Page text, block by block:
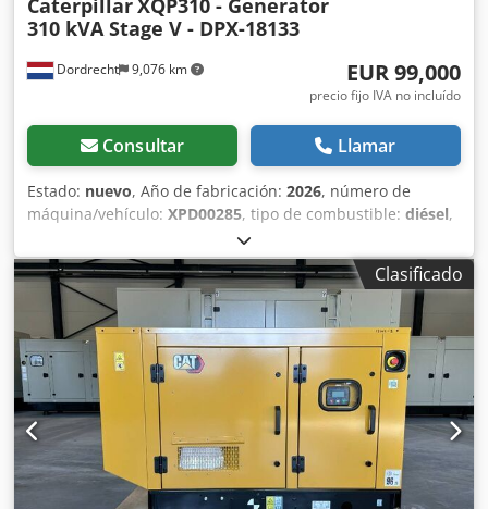
Dordrecht 9,076 km
CaterpillarXQP310 - Generator
310 kVA Stage V - DPX-18133
EUR 99,000
precio fijo IVA no incluído
Consultar Llamar
Estado: nuevo, Año de fabricación: 2026, número de
máquina/vehículo: XPD00285, tipo de combustible: diésel,
Cat C9.3B
Peso en vacío: 4.784 kg Potencia del generador: 310 kVA
Dimensiones del compartimento de carga: 409 x 151 x 228
cm Marcado CE: sí Nivel de emisiones: Stage V / Tier IV
final Capacidad del depósito de agua: 667 l País de
fabricación: CN Contacte al equipo de DPX para más
información. = Otras opciones y accesorios = - Batería
Dedozc Dwqjpfx Al Nsck - Panel de control - Techo de acero
- Cisterna
Clasificado